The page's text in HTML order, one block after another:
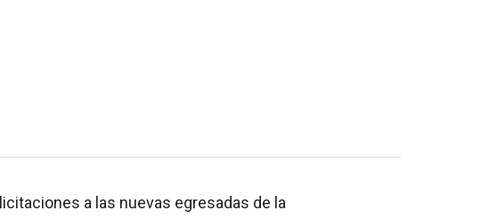
a las nuevas egresadas de la